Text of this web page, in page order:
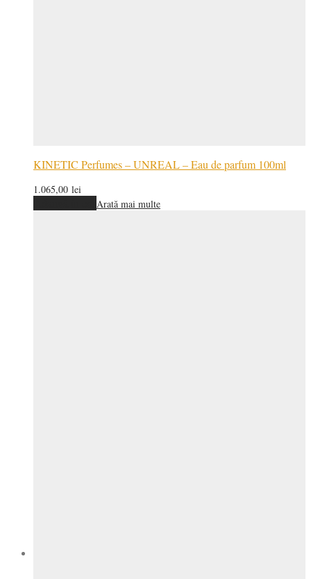
KINETIC Perfumes – UNREAL – Eau de parfum 100ml
1.065,00 lei
Arată mai multe